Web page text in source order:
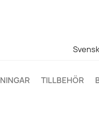
TILLBEHÖR